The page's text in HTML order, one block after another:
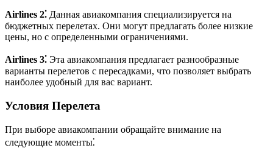
Airlines 2⁚ Данная авиакомпания специализируется на
бюджетных перелетах. Они могут предлагать более низкие
цены, но с определенными ограничениями.
Airlines 3⁚ Эта авиакомпания предлагает разнообразные
варианты перелетов с пересадками, что позволяет выбрать
наиболее удобный для вас вариант.
Условия Перелета
При выборе авиакомпании обращайте внимание на
следующие моменты⁚